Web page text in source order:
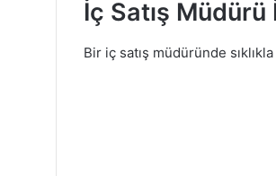
İç Satış
Bir iç satış müdüründe